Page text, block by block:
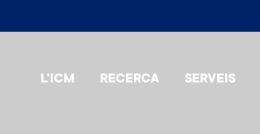
L'ICM RECERCA SERVEIS